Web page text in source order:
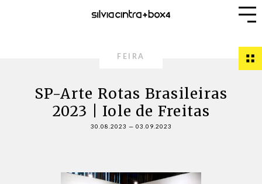
FEIRA
SP-Arte Rotas Brasileiras
2023 | Iole de Freitas
30.08.2023 — 03.09.2023